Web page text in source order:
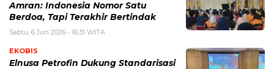
Amran: Indonesia Nomor Satu
Berdoa, Tapi Terakhir Bertindak
Sabtu, 6 Jun 2026 - 16:31 WITA
EKOBIS
Elnusa Petrofin Dukung Standarisasi